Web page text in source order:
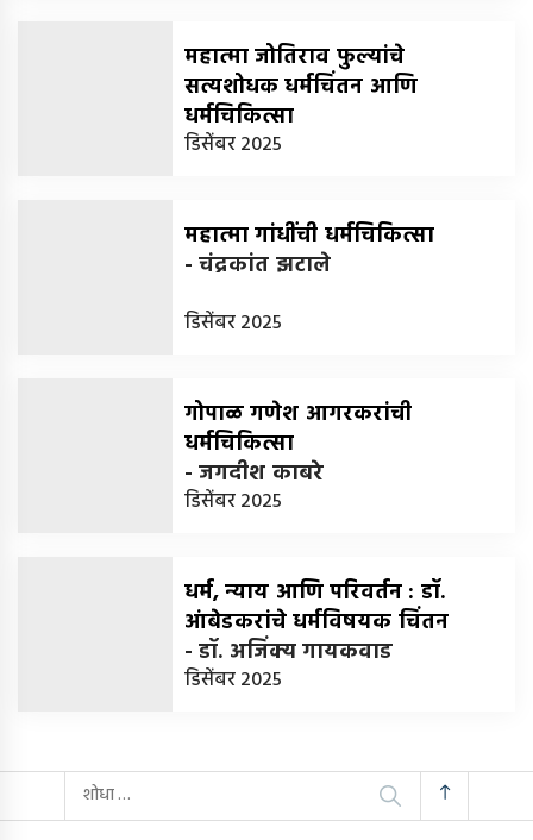
महात्मा जोतिराव फुल्यांचे
सत्यशोधक धर्मचिंतन आणि
धर्मचिकित्सा
-डॉ. देवकुमार अहिरे
डिसेंबर 2025
महात्मा गांधींची धर्मचिकित्सा
-चंद्रकांत झटाले
डिसेंबर 2025
गोपाळ गणेश आगरकरांची
धर्मचिकित्सा
-जगदीश काबरे
डिसेंबर 2025
धर्म, न्याय आणि परिवर्तन : डॉ.
आंबेडकरांचे धर्मविषयक चिंतन
-डॉ. अजिंक्य गायकवाड
डिसेंबर 2025
यांचा
शोध